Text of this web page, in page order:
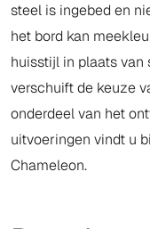
steel is ingebed en
het bord kan
huisstijl in plaats van
verschuift de keuze
onderdeel van het
uitvoeringen vindt u
Chameleon.